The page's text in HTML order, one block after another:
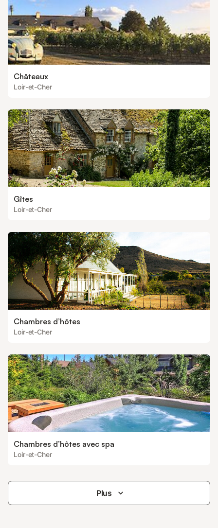
Châteaux
Loir-et-Cher
Gîtes
Loir-et-Cher
Chambres d’hôtes
Loir-et-Cher
Chambres d’hôtes avec spa
Loir-et-Cher
Plus